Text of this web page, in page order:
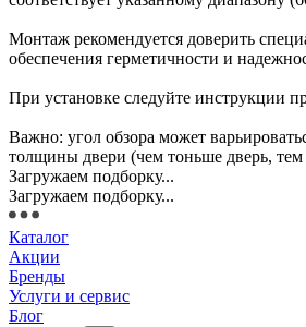
Монтаж рекомендуется доверить
обеспечения герметичности и
При установке следуйте инструкции
Важно: угол обзора может
толщины двери (чем тоньше дверь, тем
Загружаем подборку...
Загружаем подборку...
Каталог
Акции
Бренды
Услуги и сервис
Блог